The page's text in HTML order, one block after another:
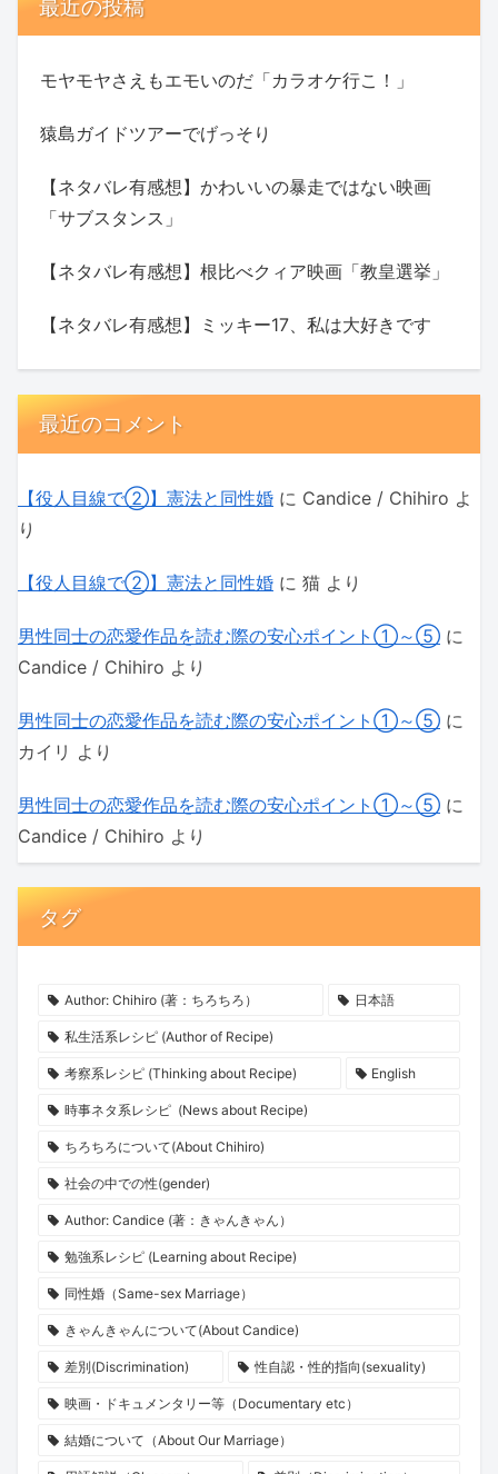
最近の投稿
モヤモヤさえもエモいのだ「カラオケ行こ！」
猿島ガイドツアーでげっそり
【ネタバレ有感想】かわいいの暴走ではない映画
「サブスタンス」
【ネタバレ有感想】根比べクィア映画「教皇選挙」
【ネタバレ有感想】ミッキー17、私は大好きです
最近のコメント
【役人目線で②】憲法と同性婚 に Candice / Chihiro よ
り
【役人目線で②】憲法と同性婚 に 猫 より
男性同士の恋愛作品を読む際の安心ポイント①～⑤ に
Candice / Chihiro より
男性同士の恋愛作品を読む際の安心ポイント①～⑤ に
カイリ より
男性同士の恋愛作品を読む際の安心ポイント①～⑤ に
Candice / Chihiro より
タグ
Author: Chihiro (著：ちろちろ） 日本語
私生活系レシピ (Author of Recipe)
考察系レシピ (Thinking about Recipe) English
時事ネタ系レシピ (News about Recipe)
ちろちろについて(About Chihiro)
社会の中での性(gender)
Author: Candice (著：きゃんきゃん）
勉強系レシピ (Learning about Recipe)
同性婚（Same-sex Marriage）
きゃんきゃんについて(About Candice)
差別(Discrimination) 性自認・性的指向(sexuality)
映画・ドキュメンタリー等（Documentary etc）
結婚について（About Our Marriage）